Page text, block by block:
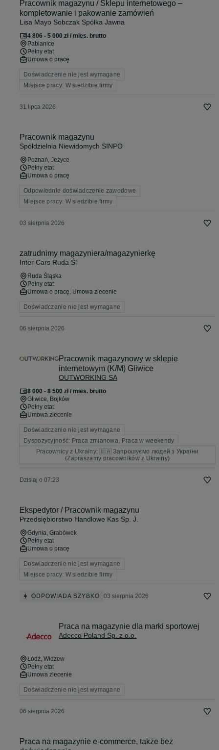
Pracownik magazynu / Sklepu internetowego –
kompletowanie i pakowanie zamówień
Lisa Mayo Sobczak Spółka Jawna
4 806 - 5 000 zł / mies. brutto
Pabianice
Pełny etat
Umowa o pracę
Doświadczenie nie jest wymagane
Miejsce pracy: W siedzibie firmy
31 lipca 2026
Pracownik magazynu
Spółdzielnia Niewidomych SINPO
Poznań, Jeżyce
Pełny etat
Umowa o pracę
Odpowiednie doświadczenie zawodowe
Miejsce pracy: W siedzibie firmy
03 sierpnia 2026
zatrudnimy magazyniera/magazynierkę
Inter Cars Ruda Śl
Ruda Śląska
Pełny etat
Umowa o pracę, Umowa zlecenie
Doświadczenie nie jest wymagane
06 sierpnia 2026
Pracownik magazynowy w sklepie
internetowym (K/M) Gliwice
OUTWORKING SA
8 000 - 8 500 zł / mies. brutto
Gliwice, Bojków
Pełny etat
Umowa zlecenie
Doświadczenie nie jest wymagane
Dyspozycyjność: Praca zmianowa, Praca w weekendy
Pracownicy z Ukrainy: 🇺🇦 Запрошуємо людей з України
(Zapraszamy pracowników z Ukrainy)
Dzisiaj o 07:23
Ekspedytor / Pracownik magazynu
Przedsiębiorstwo Handlowe Kas Sp. J.
Gdynia, Grabówek
Pełny etat
Umowa o pracę
Doświadczenie nie jest wymagane
Miejsce pracy: W siedzibie firmy
ODPOWIADA SZYBKO 03 sierpnia 2026
Praca na magazynie dla marki sportowej
Adecco Poland Sp. z o.o.
Łódź, Widzew
Pełny etat
Umowa zlecenie
Doświadczenie nie jest wymagane
06 sierpnia 2026
Praca na magazynie e-commerce, także bez